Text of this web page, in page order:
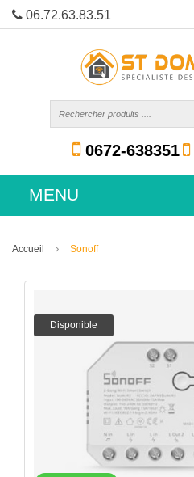
06.72.63.83.51
0672-638351
Accueil Sonoff
Disponible